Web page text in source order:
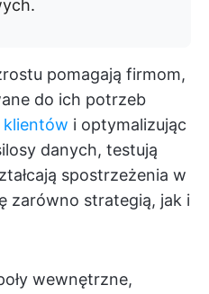
pomagają firmom,
do ich potrzeb
klientów i optymalizując
danych, testują
spostrzeżenia w
zarówno strategią, jak i
wewnętrzne,